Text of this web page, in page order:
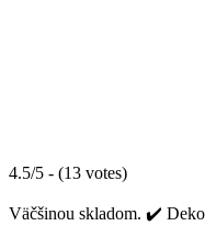
4.5/5 - (13 votes)
Väčšinou skladom. ✔️